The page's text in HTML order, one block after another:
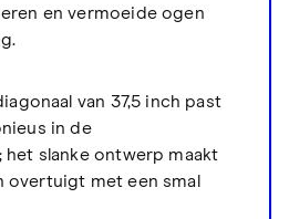
en vermoeide ogen
van 37,5 inch past
in de
slanke ontwerp maakt
overtuigt met een smal